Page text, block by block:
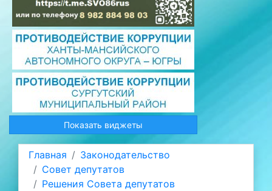
Показать виджеты
Главная
Законодательство
Совет депутатов
Решения Совета депутатов